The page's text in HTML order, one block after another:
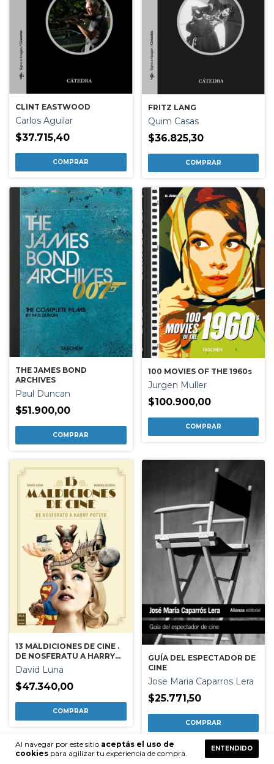
Al navegar por este sitio aceptás el uso de
cookies para agilizar tu experiencia de compra.
ENTENDIDO
CLINT EASTWOOD
Carlos Aguilar
$37.715,40
FRITZ LANG
Quim Casas
$36.825,30
THE JAMES BOND
ARCHIVES
Paul Duncan
$51.900,00
100 MOVIES OF THE 1960s
Jurgen Muller
$100.900,00
13 MALDICIONES DE CINE .
DE NOSFERATU A HARRY
POTTER
David Luna
$47.340,00
GUÍA DEL ESPECTADOR DE
CINE
Jose Maria Caparros Lera
$25.771,50